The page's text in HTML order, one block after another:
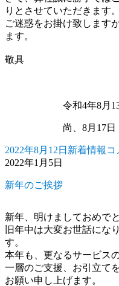
りとさせていただきます。
ご迷惑をお掛け致します
ます。
敬具
＜
令和4年8月13日（
尚、8月17日（水）
投
稿
日:
2022年8月12日
カ
新着情報 コ
2022年1月5日
新年のご挨拶
新年、明けましておめで
旧年中は大変お世話にな
す。
本年も、更なるサービス
一層のご支援、お引立て
お願い申し上げます。